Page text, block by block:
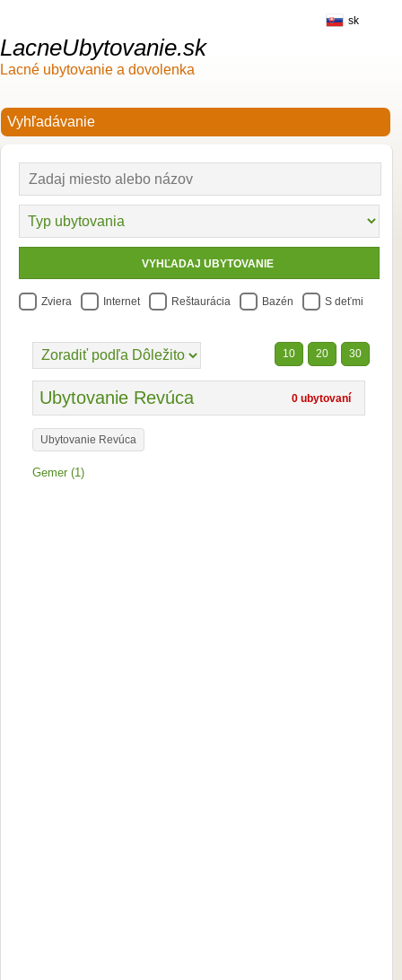
LacneUbytovanie.sk
Lacné ubytovanie a dovolenka
sk
Zviera Internet Reštaurácia Bazén S deťmi
10 20 30
0 ubytovaní
Ubytovanie Revúca
Ubytovanie Revúca
Gemer (1)